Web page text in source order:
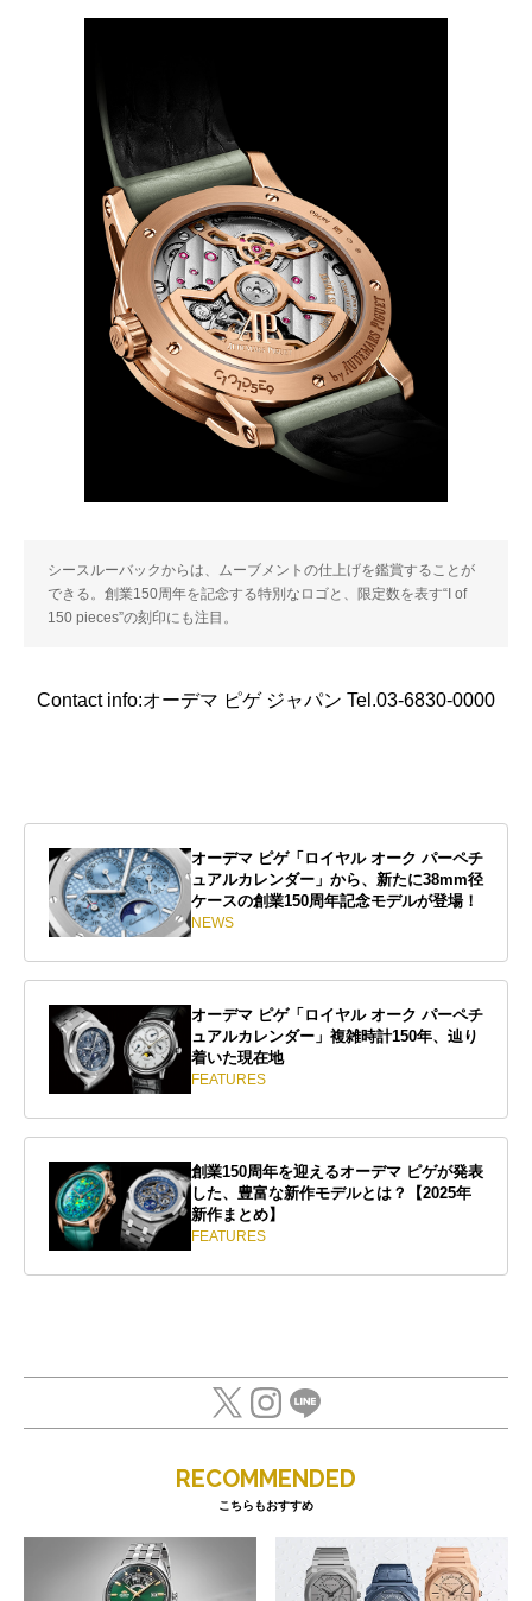
シースルーバックからは、ムーブメントの仕上げを鑑賞することが
できる。創業150周年を記念する特別なロゴと、限定数を表す“I of
150 pieces”の刻印にも注目。
Contact info:オーデマ ピゲ ジャパン Tel.03-6830-0000
オーデマ ピゲ「ロイヤル オーク パーペチ
ュアルカレンダー」から、新たに38mm径
ケースの創業150周年記念モデルが登場！
NEWS
オーデマ ピゲ「ロイヤル オーク パーペチ
ュアルカレンダー」複雑時計150年、辿り
着いた現在地
FEATURES
創業150周年を迎えるオーデマ ピゲが発表
した、豊富な新作モデルとは？【2025年
新作まとめ】
FEATURES
RECOMMENDED
こちらもおすすめ